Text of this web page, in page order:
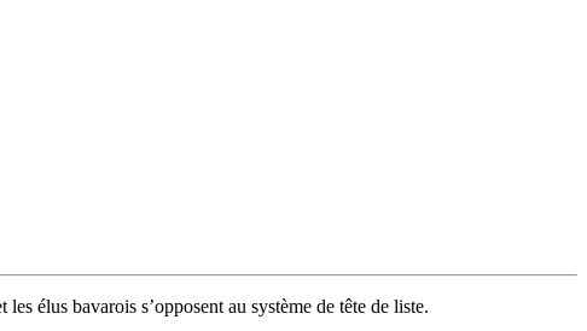
élus bavarois s’opposent au système de tête de liste.